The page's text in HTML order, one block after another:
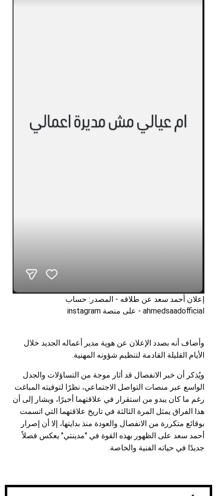
إعلان أحمد سعد عن طلاقه - المصدر: حساب
ahmedsaadofficial - على منصة instagram
وأضاف أنه بصدد الإعلان عن هوية مدير أعماله الجديد خلال
الأيام القليلة القادمة لتنظيم شؤونه المهنية.
ويُذكر أن خبر الانفصال قد أثار موجة من التساؤلات والجدل
الواسع عبر منصات التواصل الاجتماعي، نظرًا لتوقيته المباغت
رغم ما كان يبدو من استقرار في علاقتهما أخيرًا، ويشار إلى أن
هذا الفراق يمثل المرة الثالثة في تاريخ علاقتهما التي اتسمت
بوقائع متكررة من الانفصال والعودة منذ بدايتها، إلا أن إصرار
أحمد سعد على الظهور بهذه القوة في "مدينتي" يعكس فصلاً
جديدًا في حياته الفنية والخاصة.